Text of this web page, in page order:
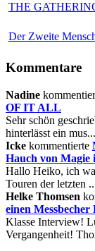
THE
Der Zweite
Kommentare
Nadine
OF IT ALL
Sehr schön
hinterlässt ein mus...
Icke kommentierte
Hauch von Magie
Hallo Heiko, ich
Touren der letzten
Helke Thomsen
einen
Klasse Interview!
Vergangenheit!